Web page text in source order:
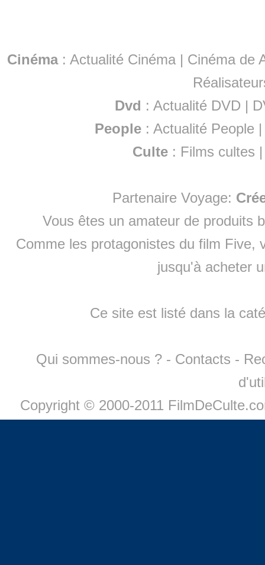
Cinéma: Actualité Cinéma | Cinéma de
Dvd : Actualité DVD |
People :Actualité People
Culte : Films cultes
Partenaire Voyage:
Vous êtes un amateur de produits
Comme les protagonistes du film Five,
jusqu'à acheter
Ce site est listé dans la
Qui sommes-nous ? - Contacts -
Copyright © 2000-2011